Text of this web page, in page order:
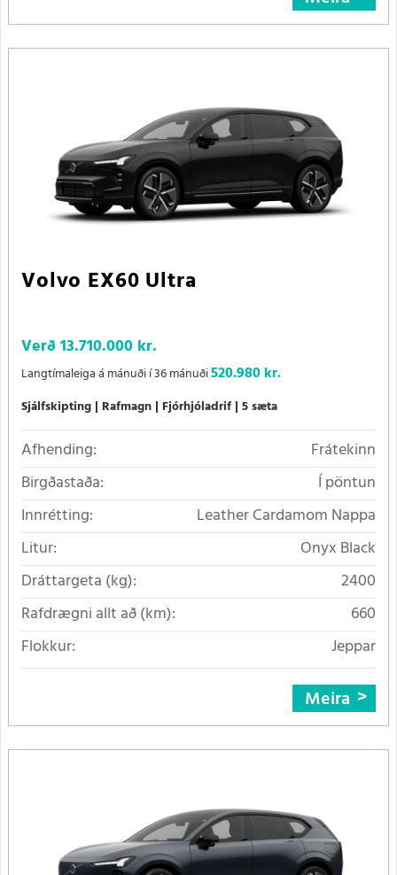
Volvo EX60 Ultra
Verð13.710.000 kr.
Langtímaleiga á mánuði í 36 mánuði520.980 kr.
Sjálfskipting Rafmagn Fjórhjóladrif 5 sæta
Afhending:
Frátekinn
Birgðastaða:
Í pöntun
Innrétting:
Leather Cardamom Nappa
Litur:
Onyx Black
Dráttargeta (kg):
2400
Rafdrægni allt að (km):
660
Flokkur:
Jeppar
Meira